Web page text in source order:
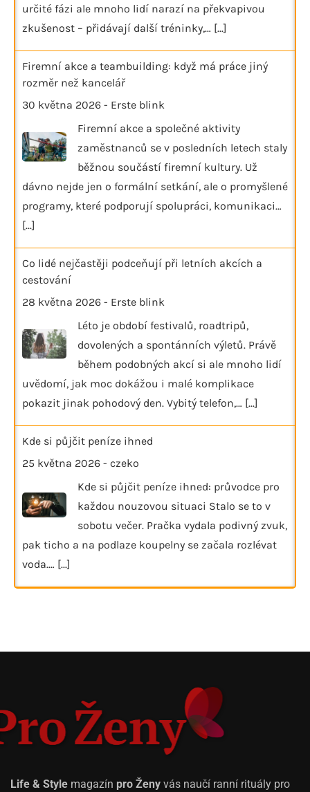
určité fázi ale mnoho lidí narazí na překvapivou
zkušenost – přidávají další tréninky,… [...]
Firemní akce a teambuilding: když má práce jiný
rozměr než kancelář
30 května 2026 - Erste blink
Firemní akce a společné aktivity
zaměstnanců se v posledních letech staly
běžnou součástí firemní kultury. Už
dávno nejde jen o formální setkání, ale o promyšlené
programy, které podporují spolupráci, komunikaci…
[...]
Co lidé nejčastěji podceňují při letních akcích a
cestování
28 května 2026 - Erste blink
Léto je období festivalů, roadtripů,
dovolených a spontánních výletů. Právě
během podobných akcí si ale mnoho lidí
uvědomí, jak moc dokážou i malé komplikace
pokazit jinak pohodový den. Vybitý telefon,… [...]
Kde si půjčit peníze ihned
25 května 2026 - czeko
Kde si půjčit peníze ihned: průvodce pro
každou nouzovou situaci Stalo se to v
sobotu večer. Pračka vydala podivný zvuk,
pak ticho a na podlaze koupelny se začala rozlévat
voda.… [...]
Life & Style magazín pro Ženy vás naučí ranní rituály pro